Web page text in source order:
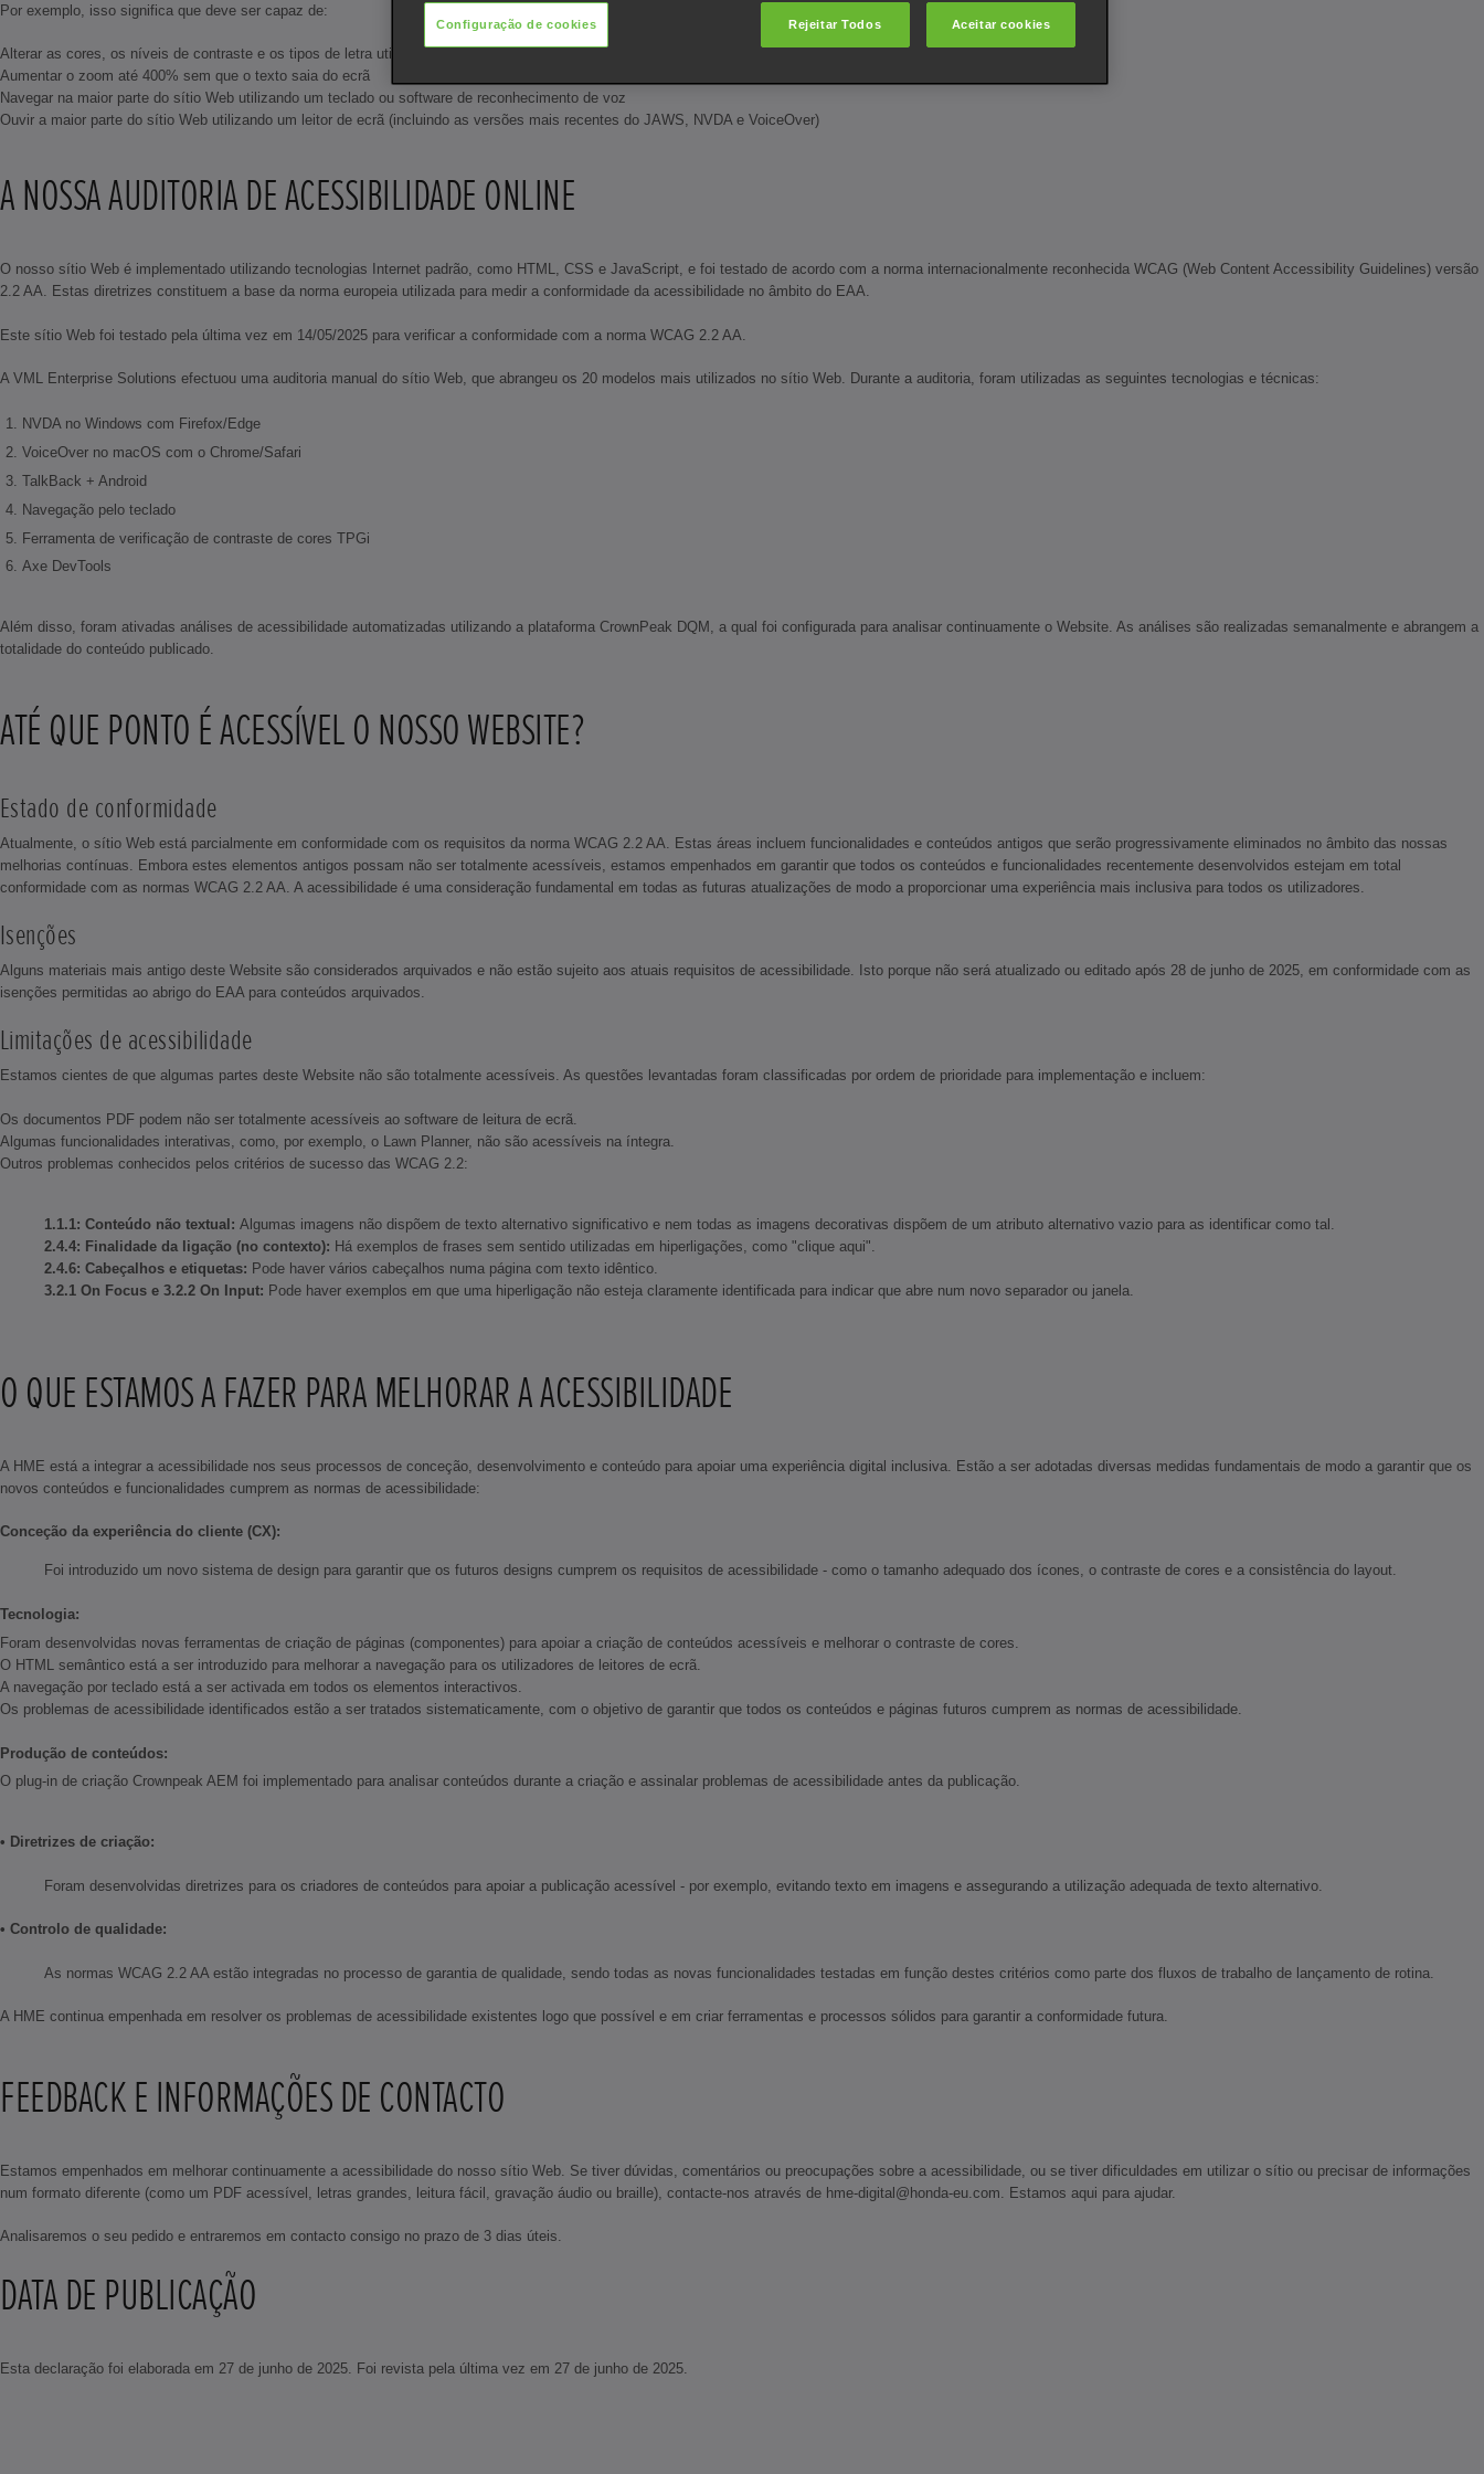
Por exemplo, isso significa que deve ser capaz de:
Alterar as cores, os níveis de contraste e os tipos de letra utilizando as definições do browser ou do dispositivo
Aumentar o zoom até 400% sem que o texto saia do ecrã
Navegar na maior parte do sítio Web utilizando um teclado ou software de reconhecimento de voz
Ouvir a maior parte do sítio Web utilizando um leitor de ecrã (incluindo as versões mais recentes do JAWS, NVDA e VoiceOver)
A NOSSA AUDITORIA DE ACESSIBILIDADE ONLINE
O nosso sítio Web é implementado utilizando tecnologias Internet padrão, como HTML, CSS e JavaScript, e foi testado de acordo com a norma internacionalmente reconhecida WCAG (Web Content Accessibility Guidelines) versão
2.2 AA. Estas diretrizes constituem a base da norma europeia utilizada para medir a conformidade da acessibilidade no âmbito do EAA.
Este sítio Web foi testado pela última vez em 14/05/2025 para verificar a conformidade com a norma WCAG 2.2 AA.
A VML Enterprise Solutions efectuou uma auditoria manual do sítio Web, que abrangeu os 20 modelos mais utilizados no sítio Web. Durante a auditoria, foram utilizadas as seguintes tecnologias e técnicas:
NVDA no Windows com Firefox/Edge
VoiceOver no macOS com o Chrome/Safari
TalkBack + Android
Navegação pelo teclado
Ferramenta de verificação de contraste de cores TPGi
Axe DevTools
Além disso, foram ativadas análises de acessibilidade automatizadas utilizando a plataforma CrownPeak DQM, a qual foi configurada para analisar continuamente o Website. As análises são realizadas semanalmente e abrangem a
totalidade do conteúdo publicado.
ATÉ QUE PONTO É ACESSÍVEL O NOSSO WEBSITE?
Estado de conformidade
Atualmente, o sítio Web está parcialmente em conformidade com os requisitos da norma WCAG 2.2 AA. Estas áreas incluem funcionalidades e conteúdos antigos que serão progressivamente eliminados no âmbito das nossas
melhorias contínuas. Embora estes elementos antigos possam não ser totalmente acessíveis, estamos empenhados em garantir que todos os conteúdos e funcionalidades recentemente desenvolvidos estejam em total
conformidade com as normas WCAG 2.2 AA. A acessibilidade é uma consideração fundamental em todas as futuras atualizações de modo a proporcionar uma experiência mais inclusiva para todos os utilizadores.
Isenções
Alguns materiais mais antigo deste Website são considerados arquivados e não estão sujeito aos atuais requisitos de acessibilidade. Isto porque não será atualizado ou editado após 28 de junho de 2025, em conformidade com as
isenções permitidas ao abrigo do EAA para conteúdos arquivados.
Limitações de acessibilidade
Estamos cientes de que algumas partes deste Website não são totalmente acessíveis. As questões levantadas foram classificadas por ordem de prioridade para implementação e incluem:
Os documentos PDF podem não ser totalmente acessíveis ao software de leitura de ecrã.
Algumas funcionalidades interativas, como, por exemplo, o Lawn Planner, não são acessíveis na íntegra.
Outros problemas conhecidos pelos critérios de sucesso das WCAG 2.2:
1.1.1: Conteúdo não textual: Algumas imagens não dispõem de texto alternativo significativo e nem todas as imagens decorativas dispõem de um atributo alternativo vazio para as identificar como tal.
2.4.4: Finalidade da ligação (no contexto): Há exemplos de frases sem sentido utilizadas em hiperligações, como "clique aqui".
2.4.6: Cabeçalhos e etiquetas: Pode haver vários cabeçalhos numa página com texto idêntico.
3.2.1 On Focus e 3.2.2 On Input: Pode haver exemplos em que uma hiperligação não esteja claramente identificada para indicar que abre num novo separador ou janela.
O QUE ESTAMOS A FAZER PARA MELHORAR A ACESSIBILIDADE
A HME está a integrar a acessibilidade nos seus processos de conceção, desenvolvimento e conteúdo para apoiar uma experiência digital inclusiva. Estão a ser adotadas diversas medidas fundamentais de modo a garantir que os
novos conteúdos e funcionalidades cumprem as normas de acessibilidade:
Conceção da experiência do cliente (CX):
Foi introduzido um novo sistema de design para garantir que os futuros designs cumprem os requisitos de acessibilidade - como o tamanho adequado dos ícones, o contraste de cores e a consistência do layout.
Tecnologia:
Foram desenvolvidas novas ferramentas de criação de páginas (componentes) para apoiar a criação de conteúdos acessíveis e melhorar o contraste de cores.
O HTML semântico está a ser introduzido para melhorar a navegação para os utilizadores de leitores de ecrã.
A navegação por teclado está a ser activada em todos os elementos interactivos.
Os problemas de acessibilidade identificados estão a ser tratados sistematicamente, com o objetivo de garantir que todos os conteúdos e páginas futuros cumprem as normas de acessibilidade.
Produção de conteúdos:
O plug-in de criação Crownpeak AEM foi implementado para analisar conteúdos durante a criação e assinalar problemas de acessibilidade antes da publicação.
• Diretrizes de criação:
Foram desenvolvidas diretrizes para os criadores de conteúdos para apoiar a publicação acessível - por exemplo, evitando texto em imagens e assegurando a utilização adequada de texto alternativo.
• Controlo de qualidade:
As normas WCAG 2.2 AA estão integradas no processo de garantia de qualidade, sendo todas as novas funcionalidades testadas em função destes critérios como parte dos fluxos de trabalho de lançamento de rotina.
A HME continua empenhada em resolver os problemas de acessibilidade existentes logo que possível e em criar ferramentas e processos sólidos para garantir a conformidade futura.
FEEDBACK E INFORMAÇÕES DE CONTACTO
Estamos empenhados em melhorar continuamente a acessibilidade do nosso sítio Web. Se tiver dúvidas, comentários ou preocupações sobre a acessibilidade, ou se tiver dificuldades em utilizar o sítio ou precisar de informações
num formato diferente (como um PDF acessível, letras grandes, leitura fácil, gravação áudio ou braille), contacte-nos através de hme-digital@honda-eu.com. Estamos aqui para ajudar.
Analisaremos o seu pedido e entraremos em contacto consigo no prazo de 3 dias úteis.
DATA DE PUBLICAÇÃO
Esta declaração foi elaborada em 27 de junho de 2025. Foi revista pela última vez em 27 de junho de 2025.
Rejeitar Todos Aceitar cookies
Configuração de cookies